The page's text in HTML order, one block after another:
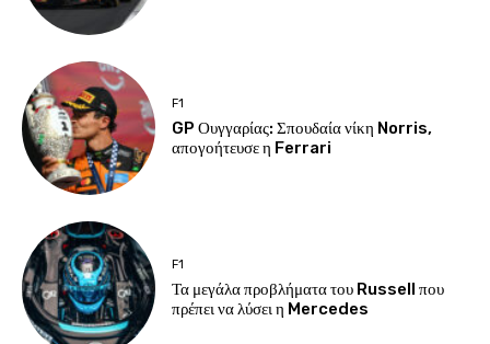
F1
GP Ουγγαρίας: Σπουδαία νίκη Norris,
απογοήτευσε η Ferrari
F1
Τα μεγάλα προβλήματα του Russell που
πρέπει να λύσει η Mercedes